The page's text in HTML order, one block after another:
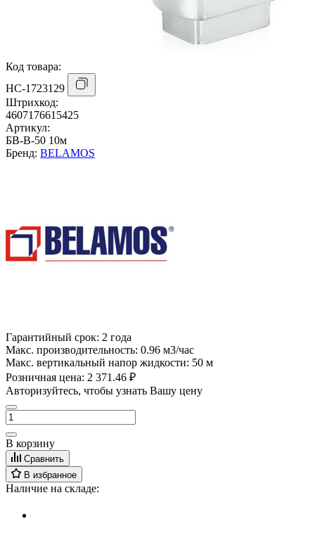
Код товара:
НС-1723129
Штрихкод:
4607176615425
Артикул:
БВ-В-50 10м
Бренд: BELAMOS
Гарантийный срок: 2 года
Макс. производительность: 0.96 м3/час
Макс. вертикальный напор жидкости: 50 м
Розничная цена: 2 371.46 ₽
Авторизуйтесь, чтобы узнать Вашу цену
В корзину
Сравнить
В избранное
Наличие на складе: